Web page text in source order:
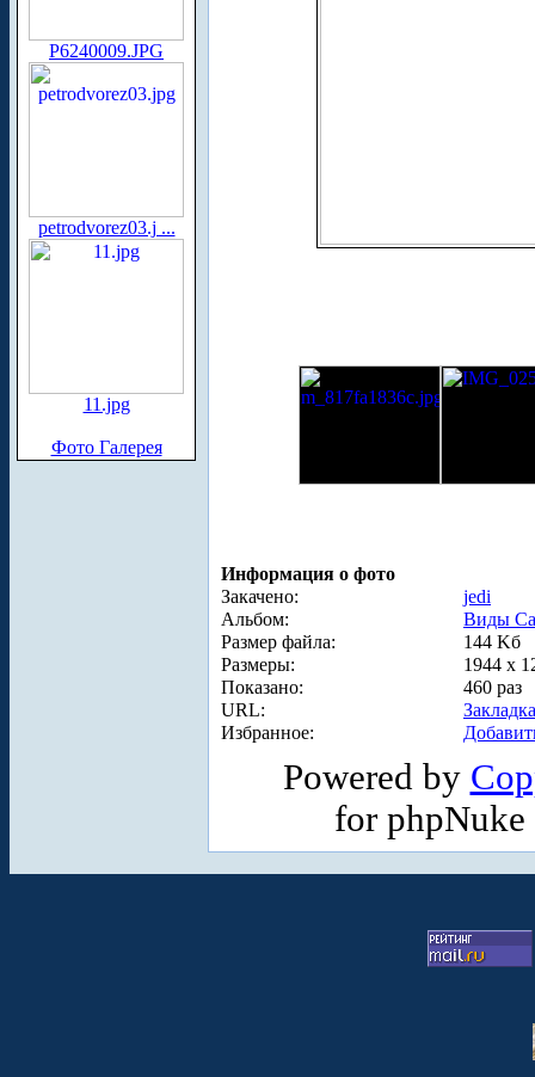
P6240009.JPG
petrodvorez03.j ...
11.jpg
Фото Галерея
Информация о фото
Закачено:
jedi
Альбом:
Виды
Размер файла:
144 Kб
Размеры:
1944 x
Показано:
460 раз
URL:
Избранное:
Powered by
for